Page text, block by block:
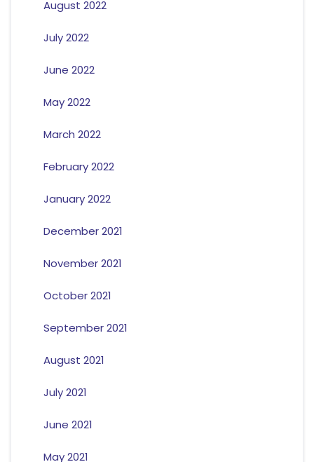
August 2022
July 2022
June 2022
May 2022
March 2022
February 2022
January 2022
December 2021
November 2021
October 2021
September 2021
August 2021
July 2021
June 2021
May 2021